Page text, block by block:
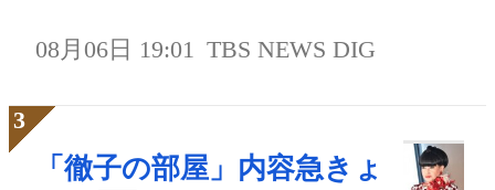
08月06日 19:01 TBS NEWS DIG
「徹子の部屋」内容急きょ